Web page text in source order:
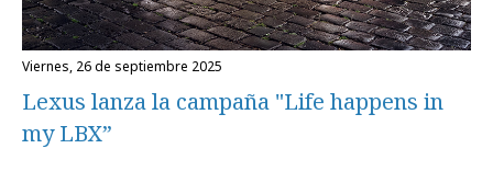
viernes, 26 de septiembre 2025
Lexus lanza la campaña "Life happens in
my LBX”